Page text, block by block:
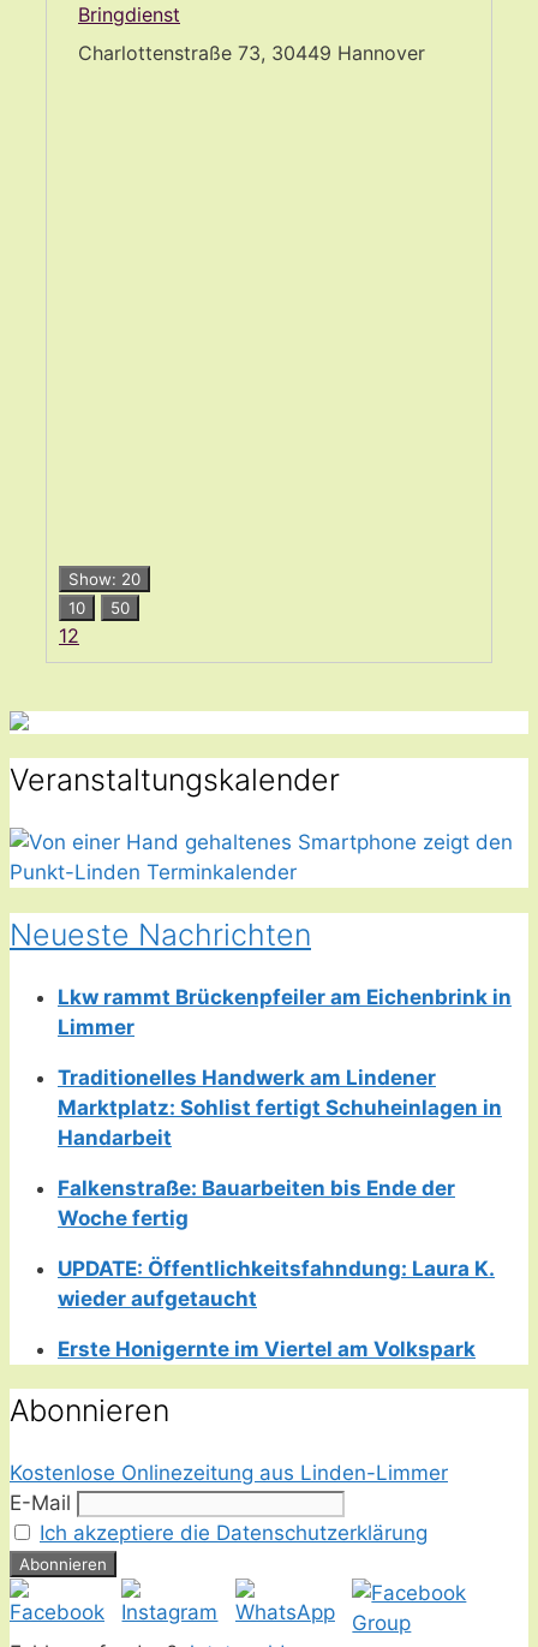
Bringdienst
Charlottenstraße 73, 30449 Hannover
Show: 20
10
50
12
Veranstaltungskalender
Neueste Nachrichten
Lkw rammt Brückenpfeiler am Eichenbrink in
Limmer
Traditionelles Handwerk am Lindener
Marktplatz: Sohlist fertigt Schuheinlagen in
Handarbeit
Falkenstraße: Bauarbeiten bis Ende der
Woche fertig
UPDATE: Öffentlichkeitsfahndung: Laura K.
wieder aufgetaucht
Erste Honigernte im Viertel am Volkspark
Abonnieren
Kostenlose Onlinezeitung aus Linden-Limmer
E-Mail
Ich akzeptiere die Datenschutzerklärung